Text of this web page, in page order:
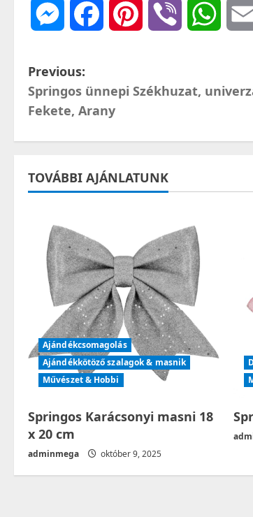
MessengerFacebookPinterest Viber
P
o
s
n
a
t
o
n
Previous:
Springos ünnepi Székhuzat,
Fekete, Arany
TOVÁBBI AJÁNLATUNK
Ajándékcsomagolás
Ajándékkötöző szalagok & masnik
Művészet & Hobbi
Springos Karácsonyi masni 18
x 20 cm
adminmega október 9, 2025